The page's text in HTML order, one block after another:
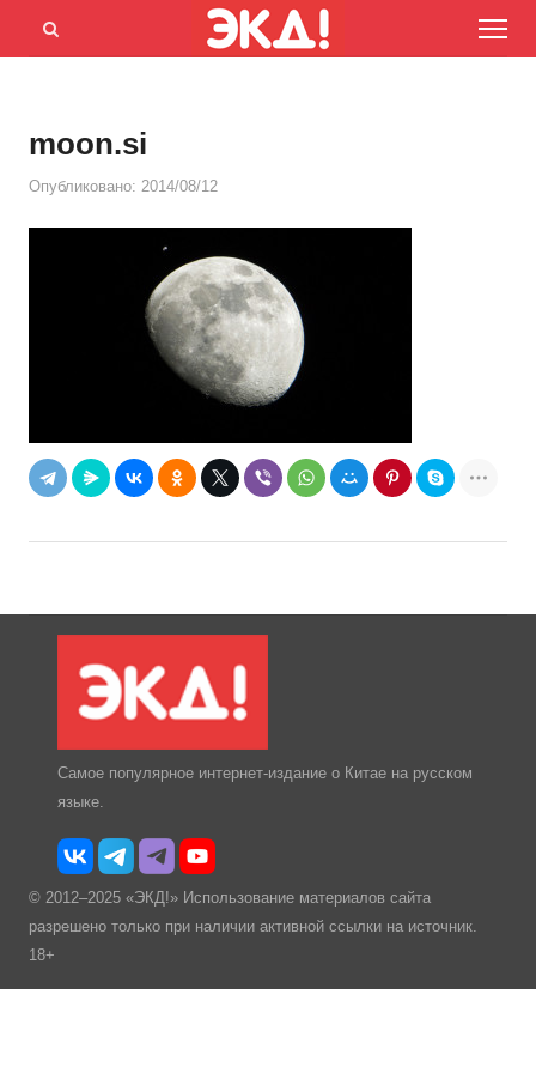
Menu
Открыть
moon.si
Опубликовано: 2014/08/12
Самое популярное интернет-издание о Китае на русском
языке.
© 2012–2025 «ЭКД!» Использование материалов сайта
разрешено только при наличии активной ссылки на источник.
18+